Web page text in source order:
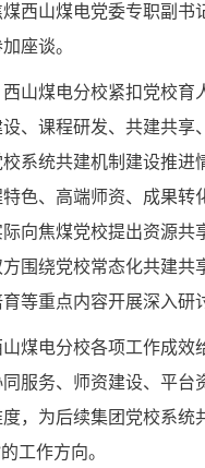
西山煤电党委专职副书
座谈。
山煤电分校紧扣党校育
、课程研发、共建共享
系统共建机制建设推进
色、高端师资、成果转
向焦煤党校提出资源共
围绕党校常态化共建共
等重点内容开展深入研
山煤电分校各项工作成效
服务、师资建设、平台
，为后续集团党校系统
工作方向。